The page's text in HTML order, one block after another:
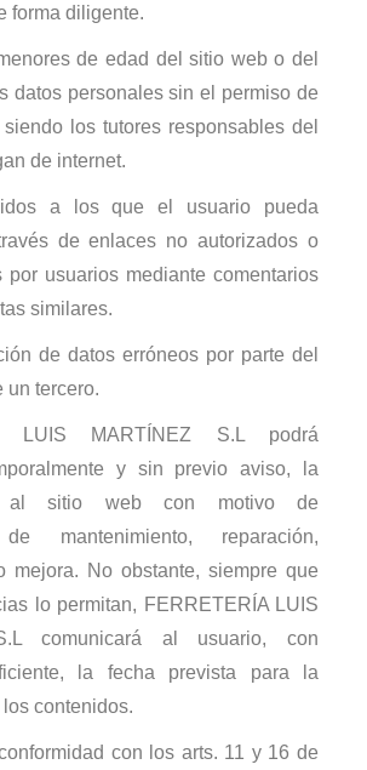
forma diligente.
de edad del sitio web o del
datos personales sin el permiso de
los tutores responsables del
de internet.
a los que el usuario pueda
de enlaces no autorizados o
por usuarios mediante comentarios
similares.
de datos erróneos por parte del
un tercero.
LUIS MARTÍNEZ S.L podrá
y sin previo aviso, la
al sitio web con motivo de
mantenimiento, reparación,
mejora. No obstante, siempre que
lo permitan, FERRETERÍA LUIS
comunicará al usuario, con
la fecha prevista para la
contenidos.
con los arts. 11 y 16 de